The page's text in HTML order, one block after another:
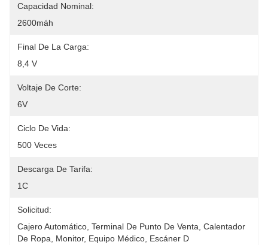
Capacidad Nominal:
2600máh
Final De La Carga:
8,4 V
Voltaje De Corte:
6V
Ciclo De Vida:
500 Veces
Descarga De Tarifa:
1C
Solicitud:
Cajero Automático, Terminal De Punto De Venta, Calentador
De Ropa, Monitor, Equipo Médico, Escáner D